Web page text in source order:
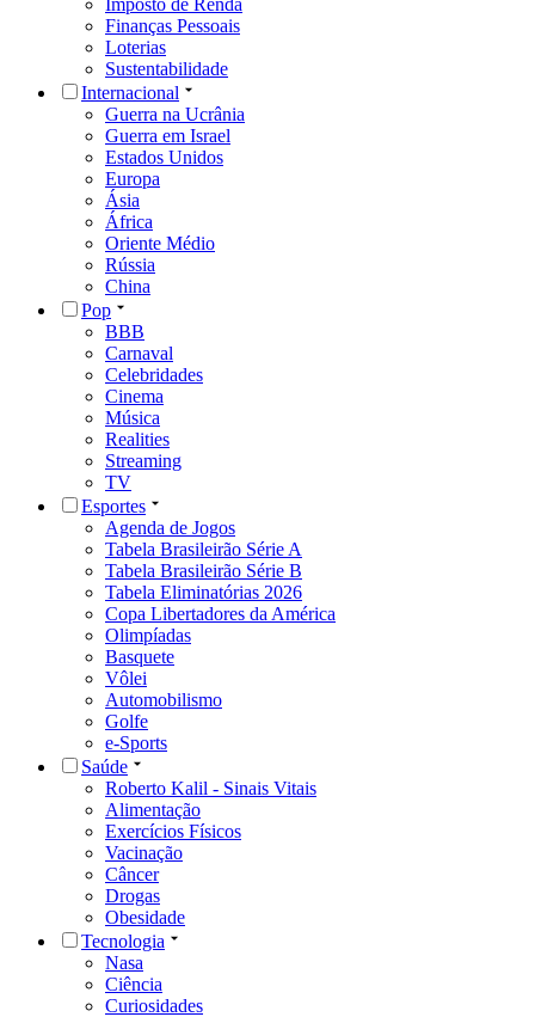
Finanças Pessoais
Loterias
Sustentabilidade
Internacional
Guerra na Ucrânia
Guerra em Israel
Estados Unidos
Europa
Ásia
África
Oriente Médio
Rússia
China
Pop
BBB
Carnaval
Celebridades
Cinema
Música
Realities
Streaming
TV
Esportes
Agenda de Jogos
Tabela Brasileirão Série A
Tabela Brasileirão Série B
Tabela Eliminatórias 2026
Copa Libertadores da América
Olimpíadas
Basquete
Vôlei
Automobilismo
Golfe
e-Sports
Saúde
Roberto Kalil - Sinais Vitais
Alimentação
Exercícios Físicos
Vacinação
Câncer
Drogas
Obesidade
Tecnologia
Nasa
Ciência
Curiosidades